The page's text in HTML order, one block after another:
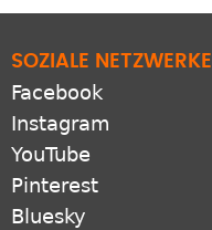
SOZIALE NETZWERKE
Facebook
Instagram
YouTube
Pinterest
Bluesky